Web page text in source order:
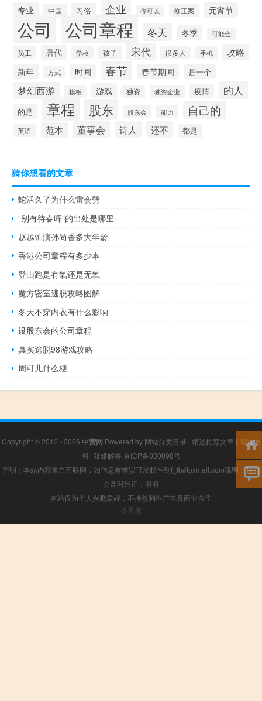
专业 中国 习俗 企业 你可以 修正案 元宵节
公司 公司章程 冬天 冬季 可能会
员工 唐代 学校 孩子 宋代 很多人 手机 攻略
新年 方式 时间 春节 春节期间 是一个
梦幻西游 模板 游戏 独资 独资企业 疫情 的人
的是 章程 股东 股东会 能力 自己的
英语 范本 董事会 诗人 还不 都是
猜你想看的文章
蛇活久了为什么雷会劈
“别有待春晖”的出处是哪里
赵越饰演孙尚香多大年龄
香港公司章程有多少本
登山跑是有氧还是无氧
魔方密室逃脱攻略图解
冬天不穿内衣有什么影响
设股东会的公司章程
真实逃脱98游戏攻略
周可儿什么梗
Copyright © 2012 - 2026 中营网 Powered by 网站分类目录 | 精选推荐文章 | 网站地
图 | 疑难解答 京ICP备030098号
声明：本站内容来自互联网，如信息有错误可发邮件到f_fb#foxmail.com说明，我们
会及时纠正，谢谢
本站仅为个人兴趣爱好，不接盈利性广告及商业合作
小男孩